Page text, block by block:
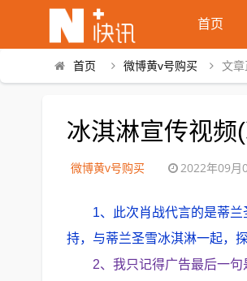
首页
首页 微博黄v号购买 文章
冰淇淋宣传视频
微博黄v号购买 2022年09月
1、此次肖战代言的是蒂
持，与蒂兰圣雪冰淇淋一起，
2、我只记得广告最后一